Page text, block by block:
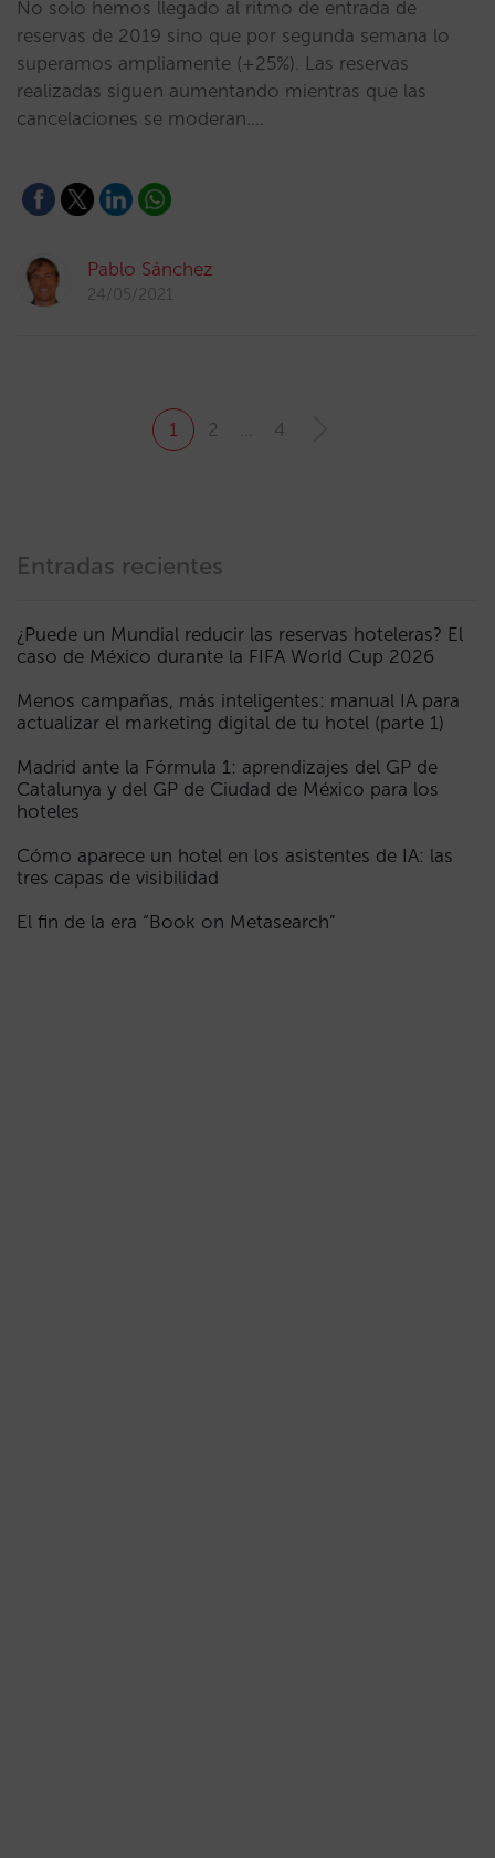
No solo hemos llegado al ritmo de entrada de
reservas de 2019 sino que por segunda semana lo
superamos ampliamente (+25%). Las reservas
realizadas siguen aumentando mientras que las
cancelaciones se moderan.…
Pablo Sánchez
24/05/2021
1 2 4
Entradas recientes
¿Puede un Mundial reducir las reservas hoteleras? El
caso de México durante la FIFA World Cup 2026
Menos campañas, más inteligentes: manual IA para
actualizar el marketing digital de tu hotel (parte 1)
Madrid ante la Fórmula 1: aprendizajes del GP de
Catalunya y del GP de Ciudad de México para los
hoteles
Cómo aparece un hotel en los asistentes de IA: las
tres capas de visibilidad
El fin de la era “Book on Metasearch”